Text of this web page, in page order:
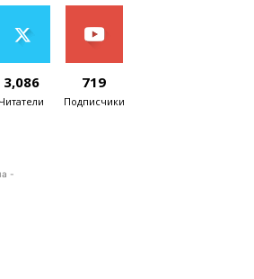
3,086
Читатели
719
Подписчики
-